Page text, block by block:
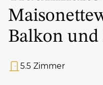
Balkon und
Anzahl Zimmer
5.5 Zimmer